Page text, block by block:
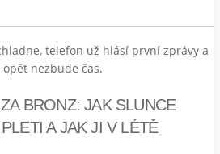
telefon už hlásí první zprávy a
nezbude čas.
BRONZ: JAK SLUNCE
A JAK JI V LÉTĚ